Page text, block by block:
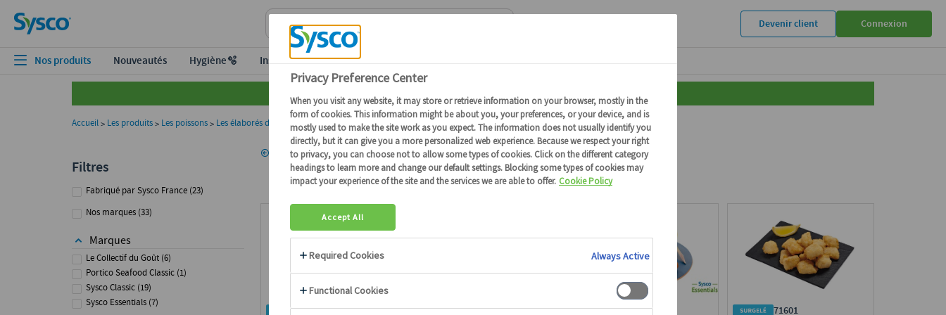
Devenir client Connexion
Nos produits Nouveautés Hygiène🫧 Inspiration
Connectez-vous devenez client pour obtenir plus de détails
Accueil> Les produits> Les poissons> Les élaborés de poissons> Les poissons panés
Filtres
Fabriqué par Sysco France (23)
Nos marques (33)
Marques
Le Collectif du Goût (6)
Portico Seafood Classic (1)
Sysco Classic (19)
Sysco Essentials (7)
RetourLes poissons panés 36 produits
74254 71892 71896 71601